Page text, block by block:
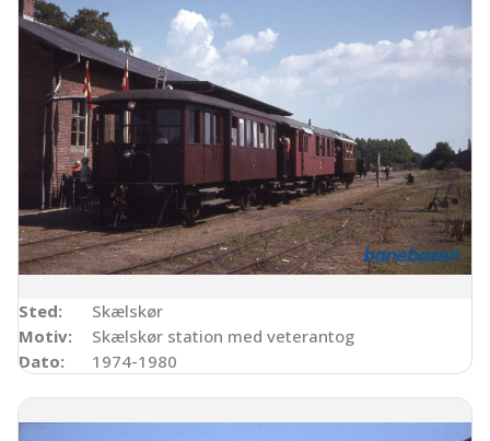
Sted:
Skælskør
Motiv:
Skælskør station med veterantog
Dato:
1974-1980